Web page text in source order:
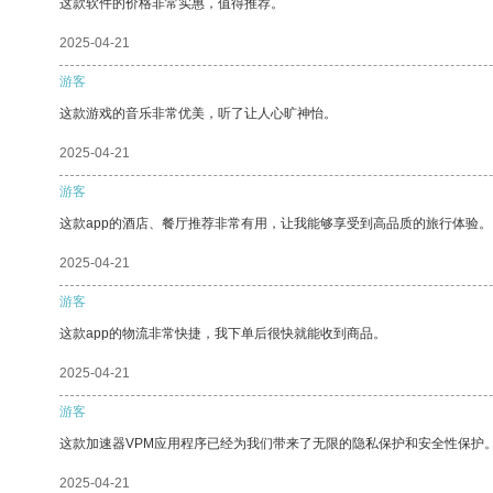
这款软件的价格非常实惠，值得推荐。
2025-04-21
游客
这款游戏的音乐非常优美，听了让人心旷神怡。
2025-04-21
游客
这款app的酒店、餐厅推荐非常有用，让我能够享受到高品质的旅行体验。
2025-04-21
游客
这款app的物流非常快捷，我下单后很快就能收到商品。
2025-04-21
游客
这款加速器VPM应用程序已经为我们带来了无限的隐私保护和安全性保护
2025-04-21